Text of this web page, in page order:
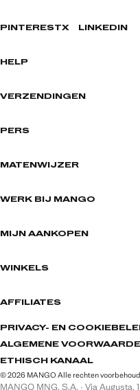
PINTERESTX LINKEDIN
HELP
VERZENDINGEN
PERS
MATENWIJZER
WERK BIJ MANGO
MIJN AANKOPEN
WINKELS
AFFILIATES
PRIVACY- EN
ALGEMENE
ETHISCH KANAAL
© 2026 MANGO Alle rechten
MANGO MNG, S.A. · Via